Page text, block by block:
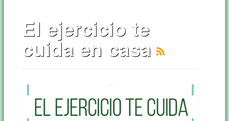
El ejercicio te
cuida en casa